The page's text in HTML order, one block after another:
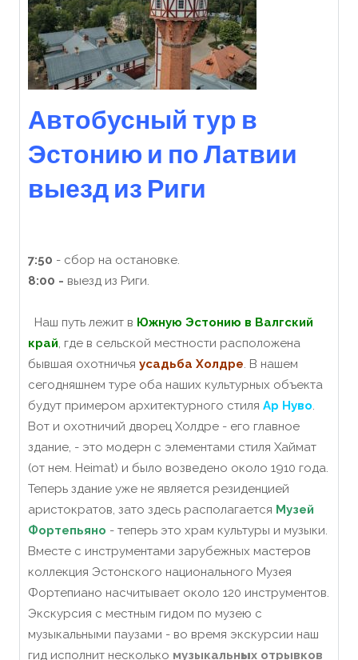
Автобусный тур в
Эстонию и по Латвии
выезд из Риги
7:50 - сбор на остановке.
8:00 - выезд из Риги.
Наш путь лежит в Южную Эстонию в Валгский
край, где в сельской местности расположена
бывшая охотничья усадьба Холдре. В нашем
сегодняшнем туре оба наших культурных объекта
будут примером архитектурного стиля Ар Нуво.
Вот и охотничий дворец Холдре - его главное
здание, - это модерн с элементами стиля Хаймат
(от нем. Heimat) и было возведено около 1910 года.
Теперь здание уже не является резиденцией
аристократов, зато здесь располагается Музей
Фортепьяно - теперь это храм культуры и музыки.
Вместе с инструментами зарубежных мастеров
коллекция Эстонского национального Музея
Фортепиано насчитывает около 120 инструментов.
Экскурсия с местным гидом по музею с
музыкальными паузами - во время экскурсии наш
гид исполнит несколько музыкальных отрывков